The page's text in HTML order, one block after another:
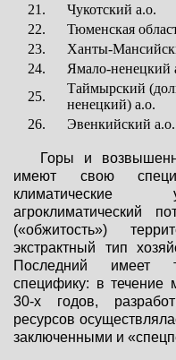
21.
Чукотский а.о.
22.
Тюменская
23.
Ханты-
24.
Ямало-ненецкий
25.
Таймырский
ненецкий) а.о.
26.
Эвенкийский а.о.
Горы и
имеют свою
климатические
агроклиматический
(«обжитость»)
экстрактный тип
Последний имеет
специфику: в течение
30-х годов,
ресурсов
заключенными и